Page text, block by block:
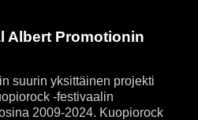
Albert Promotionin
suurin yksittäinen projekti
-festivaalin
2009-2024. Kuopiorock